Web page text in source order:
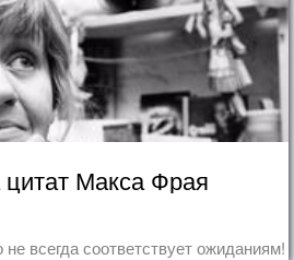
Макса Фрая
всегда соответствует ожиданиям!